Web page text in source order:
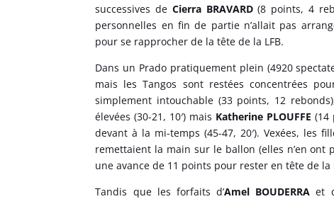
successives de Cierra BRAVARD(8 points, 4
personnelles en fin de partie n’allait pas
pour se rapprocher de la tête de la LFB.
Dans un Prado pratiquement plein (4920
mais les Tangos sont restées concentrées
simplement intouchable (33 points, 12
élevées (30-21, 10′) mais Katherine PLOUFFE (14
devant à la mi-temps (45-47, 20′). Vexées, les
remettaient la main sur le ballon (elles n’en ont
une avance de 11 points pour rester en tête de la
Tandis que les forfaits d’Amel BOUDERRA et